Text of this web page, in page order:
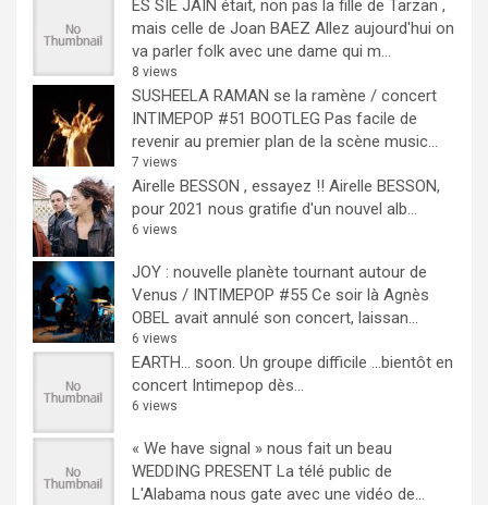
ES SIE JAIN était, non pas la fille de Tarzan ,
mais celle de Joan BAEZ Allez aujourd'hui on
va parler folk avec une dame qui m...
8 views
SUSHEELA RAMAN se la ramène / concert
INTIMEPOP #51 BOOTLEG Pas facile de
revenir au premier plan de la scène music...
7 views
Airelle BESSON , essayez !! Airelle BESSON,
pour 2021 nous gratifie d'un nouvel alb...
6 views
JOY : nouvelle planète tournant autour de
Venus / INTIMEPOP #55 Ce soir là Agnès
OBEL avait annulé son concert, laissan...
6 views
EARTH… soon. Un groupe difficile ...bientôt en
concert Intimepop dès...
6 views
« We have signal » nous fait un beau
WEDDING PRESENT La télé public de
L'Alabama nous gate avec une vidéo de...